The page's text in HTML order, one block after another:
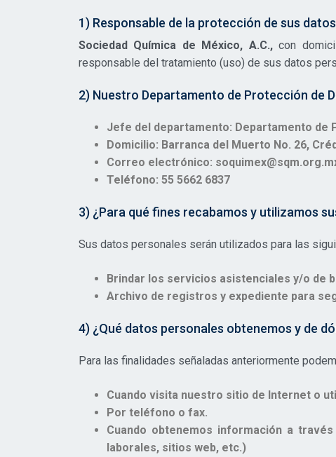
1) Responsable de la protección de sus
Sociedad Química de México, A.C.,con
responsable del tratamiento (uso) de sus datos
2) Nuestro Departamento de Protección de
Jefe del departamento: Departamento de
Domicilio: Barranca del Muerto No. 26,
Correo electrónico:
Teléfono: 55 5662 6837
3) ¿Para qué fines recabamos y utilizamos
Sus datos personales serán utilizados para las
Brindar los servicios asistenciales y/o de
Archivo de registros y expediente para
4) ¿Qué datos personales obtenemos y de
Para las finalidades señaladas anteriormente
Cuando visita nuestro sitio de Internet o
Por teléfono o fax.
Cuando obtenemos información a
laborales, sitios web, etc.)